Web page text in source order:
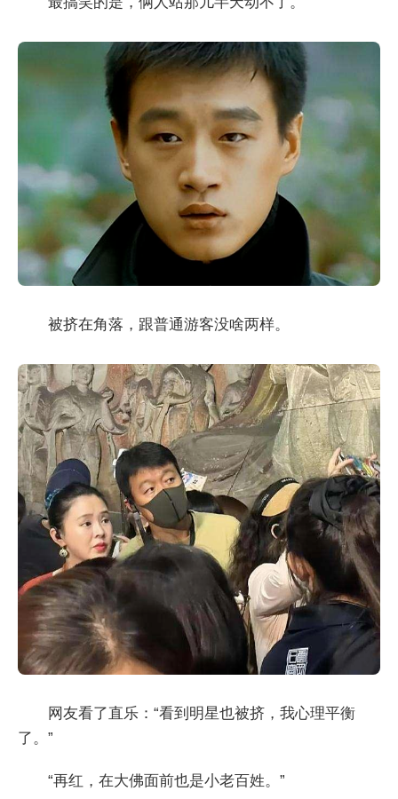
被挤在角落，跟普通游客没啥两样。
网友看了直乐：“看到明星也被挤，我心理平衡
了。”
“再红，在大佛面前也是小老百姓。”